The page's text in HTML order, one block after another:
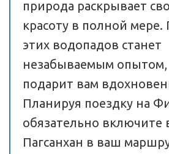
природа раскрывает
красоту в полной
этих водопадов станет
незабываемым
подарит вам
Планируя поездку на
обязательно включите
Пагсанхан в ваш